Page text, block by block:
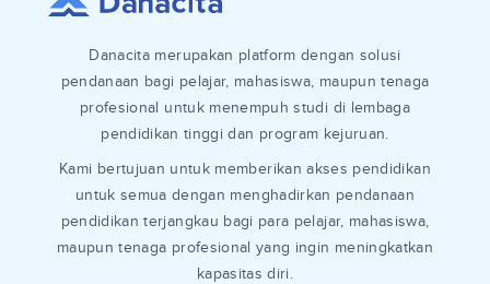
Danacita merupakan platform dengan solusi
pendanaan bagi pelajar, mahasiswa, maupun tenaga
profesional untuk menempuh studi di lembaga
pendidikan tinggi dan program kejuruan.
Kami bertujuan untuk memberikan akses pendidikan
untuk semua dengan menghadirkan pendanaan
pendidikan terjangkau bagi para pelajar, mahasiswa,
maupun tenaga profesional yang ingin meningkatkan
kapasitas diri.